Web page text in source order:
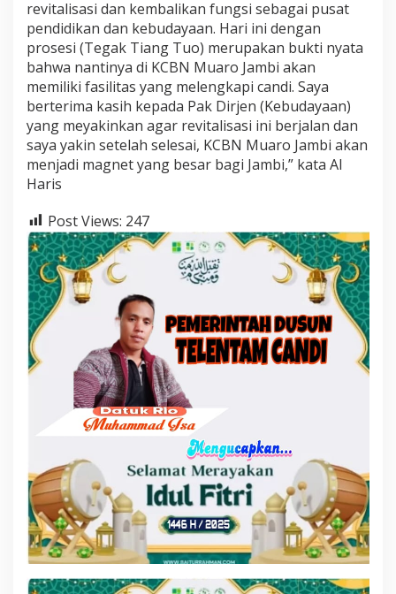
revitalisasi dan kembalikan fungsi sebagai pusat
pendidikan dan kebudayaan. Hari ini dengan
prosesi (Tegak Tiang Tuo) merupakan bukti nyata
bahwa nantinya di KCBN Muaro Jambi akan
memiliki fasilitas yang melengkapi candi. Saya
berterima kasih kepada Pak Dirjen (Kebudayaan)
yang meyakinkan agar revitalisasi ini berjalan dan
saya yakin setelah selesai, KCBN Muaro Jambi akan
menjadi magnet yang besar bagi Jambi,” kata Al
Haris
Post Views: 247